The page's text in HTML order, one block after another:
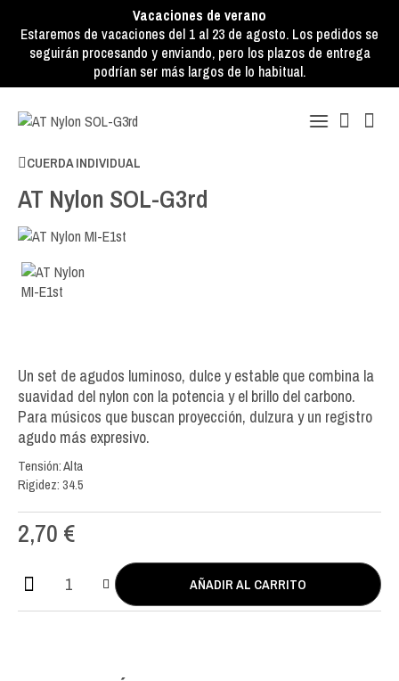
Vacaciones de verano
Estaremos de vacaciones del 1 al 23 de agosto. Los pedidos se
seguirán procesando y enviando, pero los plazos de entrega
podrían ser más largos de lo habitual.
CUERDA INDIVIDUAL
AT Nylon SOL-G3rd
Un set de agudos luminoso, dulce y estable que combina la
suavidad del nylon con la potencia y el brillo del carbono.
Para músicos que buscan proyección, dulzura y un registro
agudo más expresivo.
Tensión: Alta
Rigidez: 34.5
2,70 €
AT
Nylon
AÑADIR AL CARRITO